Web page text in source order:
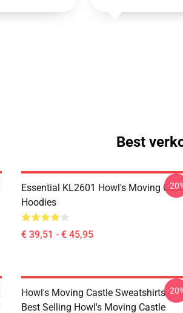
Best
Essential KL2601 Howl's Moving
Hoodies
€ 39,51 - € 45,95
-
Howl's Moving Castle Sweatshirts -
Best Selling Howl's Moving Castle
-